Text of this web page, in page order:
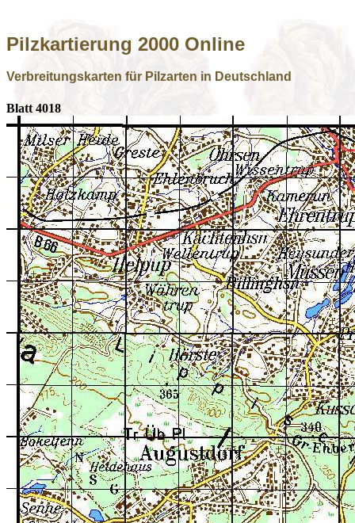
Pilzkartierung 2000 Online
Verbreitungskarten für Pilzarten in Deutschland
Blatt 4018